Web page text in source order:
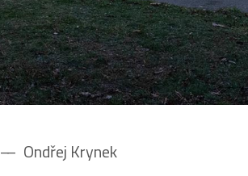
–– Ondřej Krynek